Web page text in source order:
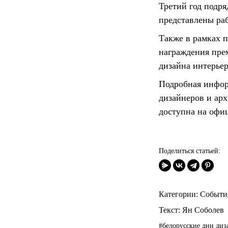
Третий год
представлены
Также в рамках
награждения
дизайна
Подробная
дизайнеров и
доступна на
Поделиться статьей:
Категории:
Текст: Ян Соболев
#белорусские дни